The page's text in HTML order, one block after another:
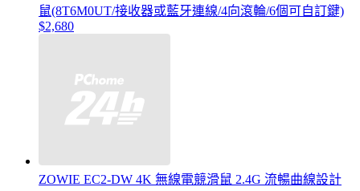
鼠(8T6M0UT/接收器或藍牙連線/4向滾輪/6個可自訂鍵)
$2,680
ZOWIE EC2-DW 4K 無線電競滑鼠 2.4G 流暢曲線設計